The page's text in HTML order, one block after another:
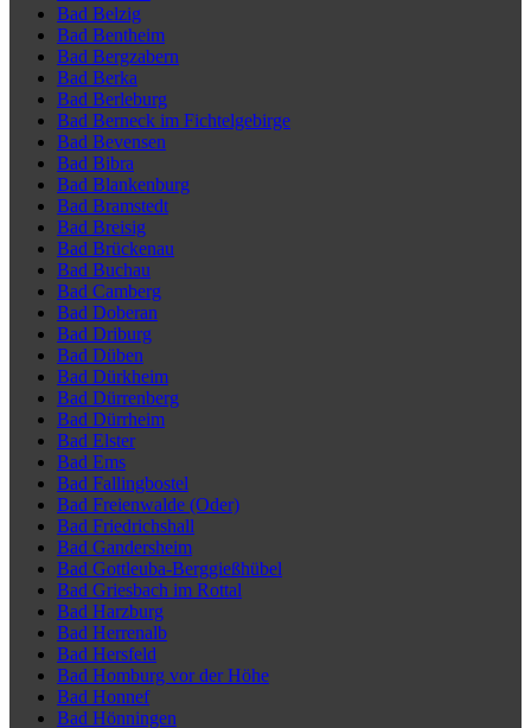
Bad Belzig
Bad Bentheim
Bad Bergzabern
Bad Berka
Bad Berleburg
Bad Berneck im Fichtelgebirge
Bad Bevensen
Bad Bibra
Bad Blankenburg
Bad Bramstedt
Bad Breisig
Bad Brückenau
Bad Buchau
Bad Camberg
Bad Doberan
Bad Driburg
Bad Düben
Bad Dürkheim
Bad Dürrenberg
Bad Dürrheim
Bad Elster
Bad Ems
Bad Fallingbostel
Bad Freienwalde (Oder)
Bad Friedrichshall
Bad Gandersheim
Bad Gottleuba-Berggießhübel
Bad Griesbach im Rottal
Bad Harzburg
Bad Herrenalb
Bad Hersfeld
Bad Homburg vor der Höhe
Bad Honnef
Bad Hönningen